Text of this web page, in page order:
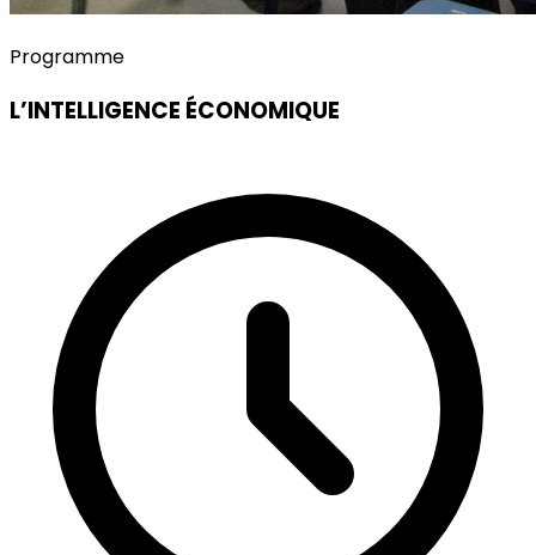
Programme
L’INTELLIGENCE ÉCONOMIQUE